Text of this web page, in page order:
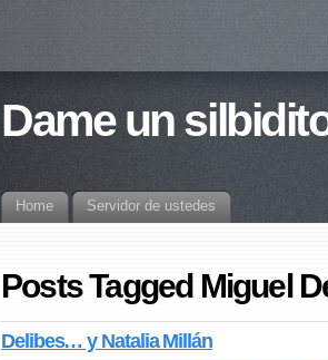
Dame un
Home Servidor de ustedes
Posts Tagged Miguel
Delibes… y Natalia Millán